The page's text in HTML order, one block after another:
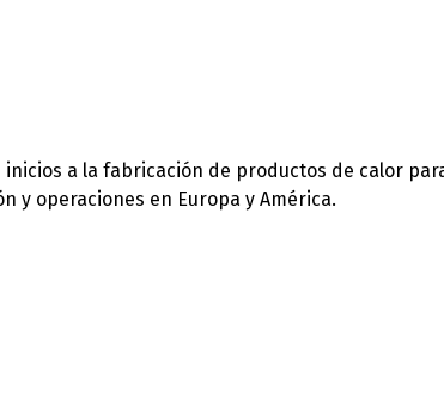
a la fabricación de productos de calor
y operaciones en Europa y América.